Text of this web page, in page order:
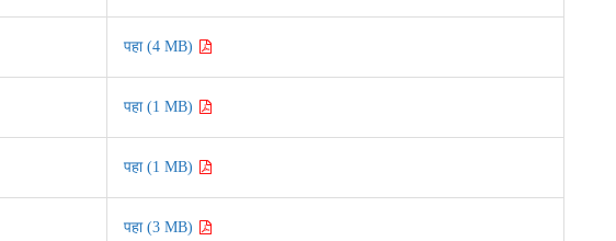
पहा (4 MB)
पहा (1 MB)
पहा (1 MB)
पहा (3 MB)